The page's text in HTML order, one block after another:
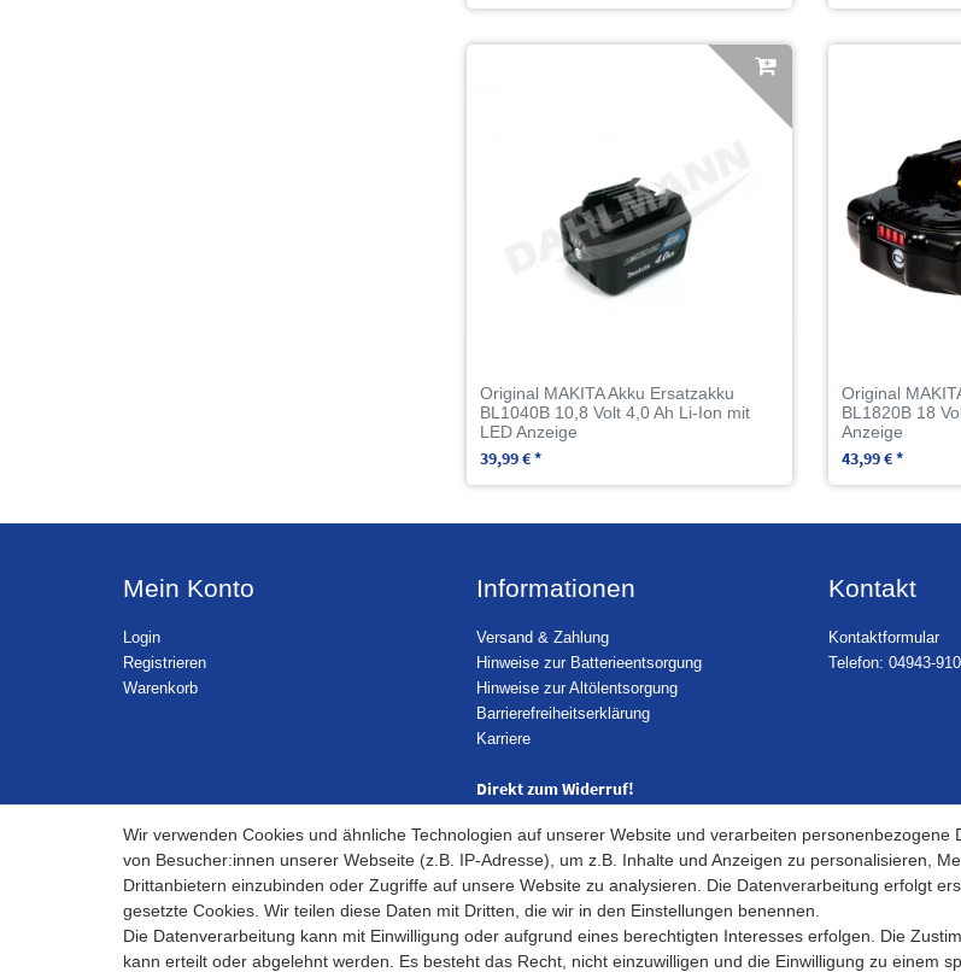
Original MAKITA Akku Ersatzakku
BL1040B 10,8 Volt 4,0 Ah Li-Ion mit
LED Anzeige
39,99 € *
Original
BL1820B 18
Anzeige
43,99 € *
Mein Konto
Login
Registrieren
Warenkorb
Informationen
Versand & Zahlung
Hinweise zur Batterieentsorgung
Hinweise zur Altölentsorgung
Barrierefreiheitserklärung
Karriere
Direkt zum Widerruf!
Kontakt
Kontaktformular
Telefon: 04943-
Wir verwenden Cookies und ähnliche Technologien auf unserer Website und verarbeiten personenbezogene
von Besucher:innen unserer Webseite (z.B. IP-Adresse), um z.B. Inhalte und Anzeigen zu personalisieren,
Drittanbietern einzubinden oder Zugriffe auf unsere Website zu analysieren. Die Datenverarbeitung erfolgt
gesetzte Cookies. Wir teilen diese Daten mit Dritten, die wir in den Einstellungen benennen.
Die Datenverarbeitung kann mit Einwilligung oder aufgrund eines berechtigten Interesses erfolgen. Die
kann erteilt oder abgelehnt werden. Es besteht das Recht, nicht einzuwilligen und die Einwilligung zu einem